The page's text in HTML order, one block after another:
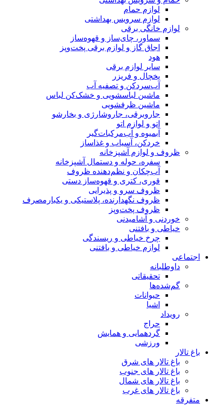
لوازم حمام
لوازم سرویس بهداشتی
لوازم خانگی برقی
سماور، چای‌ساز و قهوه‌ساز
اجاق گاز و لوازم برقی پخت‌وپز
هود
سایر لوازم برقی
یخچال و فریزر
آب‌سردکن و تصفیه آب
ماشین لباسشویی و خشک‌کن لباس
ماشین ظرفشویی
جاروبرقی، جاروشارژی و بخارشو
اتو و لوازم اتو
آبمیوه و آب‌مرکبات‌گیر
خردکن، آسیاب و غذاساز
ظروف و لوازم آشپزخانه
سفره، حوله و دستمال آشپزخانه
آب‌چکان و نظم‌دهنده ظروف
قوری، کتری و قهوه‌ساز دستی
ظروف سرو و پذیرایی
ظروف نگهدارنده، پلاستیکی و یکبارمصرف
ظروف پخت‌وپز
خوردنی و آشامیدنی
خیاطی و بافتنی
چرخ خیاطی و ریسندگی
لوازم خیاطی و بافتنی
اجتماعی
داوطلبانه
تحقیقاتی
گم‌شده‌ها
حیوانات
اشیا
رویداد
حراج
گردهمایی و همایش
ورزشی
باغ تالار
باغ تالار های شرق
باغ تالار های جنوب
باغ تالار های شمال
باغ تالار های غرب
متفرقه